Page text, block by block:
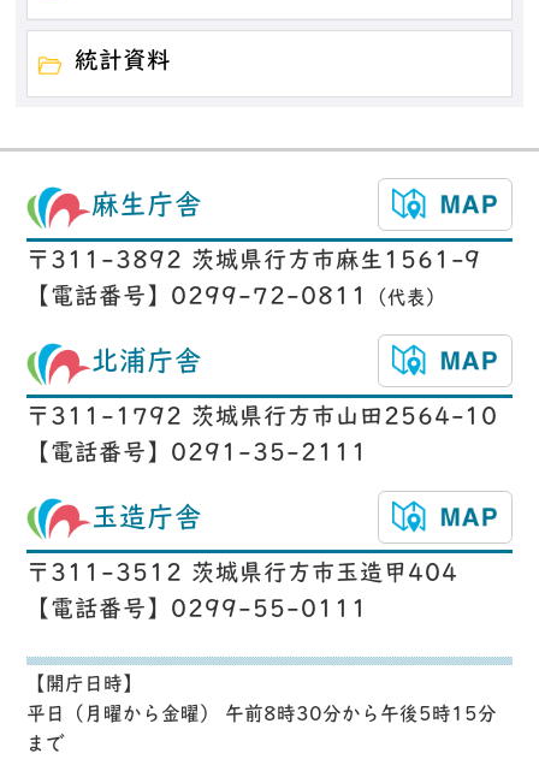
統計資料
麻生庁舎
〒311-3892 茨城県行方市麻生1561-9
【電話番号】0299-72-0811
（代表）
北浦庁舎
〒311-1792 茨城県行方市山田2564-10
【電話番号】0291-35-2111
玉造庁舎
〒311-3512 茨城県行方市玉造甲404
【電話番号】0299-55-0111
【開庁日時】
平日（月曜から金曜） 午前8時30分から午後5時15分
まで